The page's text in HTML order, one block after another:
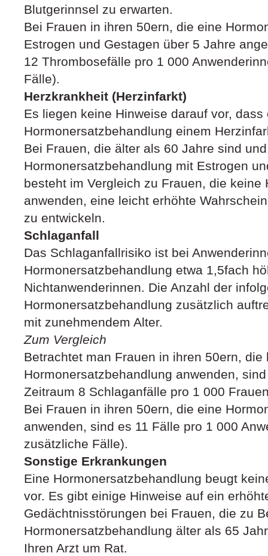
Blutgerinnsel zu erwarten.
Bei Frauen in ihren 50ern, die eine
Estrogen und Gestagen über 5 Jahre
12 Thrombosefälle pro 1 000
Fälle).
Herzkrankheit (Herzinfarkt)
Es liegen keine Hinweise darauf vor, dass
Hormonersatzbehandlung einem
Bei Frauen, die älter als 60 Jahre sind
Hormonersatzbehandlung mit Estrogen
besteht im Vergleich zu Frauen, die keine
anwenden, eine leicht erhöhte
zu entwickeln.
Schlaganfall
Das Schlaganfallrisiko ist bei
Hormonersatzbehandlung etwa 1,5fach
Nichtanwenderinnen. Die Anzahl der
Hormonersatzbehandlung zusätzlich
mit zunehmendem Alter.
Zum Vergleich
Betrachtet man Frauen in ihren 50ern, die
Hormonersatzbehandlung anwenden,
Zeitraum 8 Schlaganfälle pro 1 000
Bei Frauen in ihren 50ern, die eine
anwenden, sind es 11 Fälle pro 1 000
zusätzliche Fälle).
Sonstige Erkrankungen
Eine Hormonersatzbehandlung beugt
vor. Es gibt einige Hinweise auf ein
Gedächtnisstörungen bei Frauen, die zu
Hormonersatzbehandlung älter als 65
Ihren Arzt um Rat.